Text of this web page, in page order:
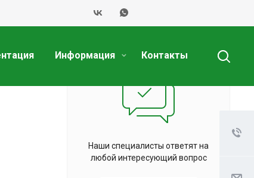
Информация Контакты
Наши специалисты ответят на
любой интересующий вопрос